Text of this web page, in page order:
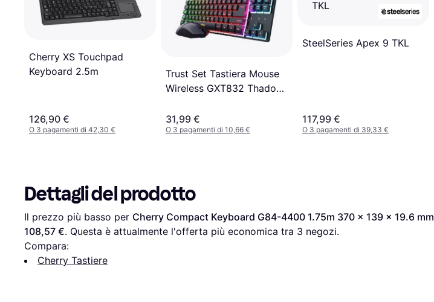
Cherry XS Touchpad
Keyboard 2.5m
126,90 €
O 3 pagamenti di 42,30 €
Trust Set Tastiera Mouse
Wireless GXT832 Thado
31,99 €
O 3 pagamenti di 10,66 €
SteelSeries Apex 9 TKL
117,99 €
O 3 pagamenti di 39,33 €
Dettagli del prodotto
Il prezzo più basso per Cherry Compact Keyboard G84-4400 1.75m 370 x 139 x 19.6 mm
108,57 €. Questa è attualmente l'offerta più economica tra 3 negozi.
Compara:
Cherry Tastiere